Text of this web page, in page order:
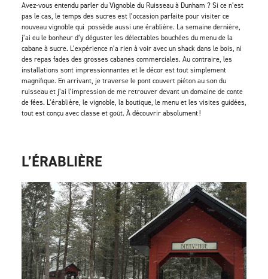
Avez-vous entendu parler du Vignoble du Ruisseau à Dunham ? Si ce n’est
pas le cas, le temps des sucres est l’occasion parfaite pour visiter ce
nouveau vignoble qui possède aussi une érablière. La semaine dernière,
j’ai eu le bonheur d’y déguster les délectables bouchées du menu de la
cabane à sucre. L’expérience n’a rien à voir avec un shack dans le bois, ni
des repas fades des grosses cabanes commerciales. Au contraire, les
installations sont impressionnantes et le décor est tout simplement
magnifique. En arrivant, je traverse le pont couvert piéton au son du
ruisseau et j’ai l’impression de me retrouver devant un domaine de conte
de fées. L’érablière, le vignoble, la boutique, le menu et les visites guidées,
tout est conçu avec classe et goût. À découvrir absolument !
L’ÉRABLIÈRE